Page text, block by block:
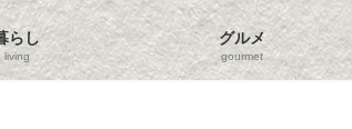
らし
living
グルメ
gourmet